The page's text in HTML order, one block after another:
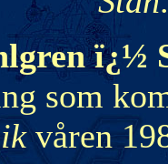
ï¿½
som
våren